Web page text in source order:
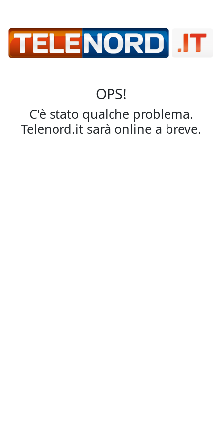
OPS!
C'è stato qualche problema.
Telenord.it sarà online a breve.